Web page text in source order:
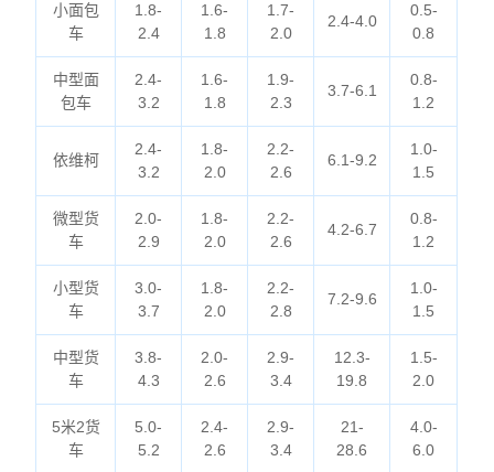
小面包
车
1.8-
2.4
1.6-
1.8
1.7-
2.0
2.4-4.0
0.5-
0.8
中型面
包车
2.4-
3.2
1.6-
1.8
1.9-
2.3
3.7-6.1
0.8-
1.2
依维柯
2.4-
3.2
1.8-
2.0
2.2-
2.6
6.1-9.2
1.0-
1.5
微型货
车
2.0-
2.9
1.8-
2.0
2.2-
2.6
4.2-6.7
0.8-
1.2
小型货
车
3.0-
3.7
1.8-
2.0
2.2-
2.8
7.2-9.6
1.0-
1.5
中型货
车
3.8-
4.3
2.0-
2.6
2.9-
3.4
12.3-
19.8
1.5-
2.0
5米2货
车
5.0-
5.2
2.4-
2.6
2.9-
3.4
21-
28.6
4.0-
6.0